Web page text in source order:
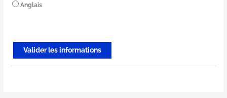
Anglais
Valider les informations